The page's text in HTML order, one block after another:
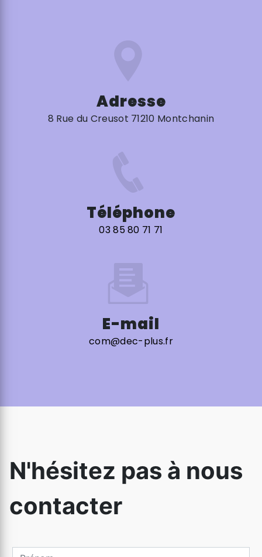
Adresse
8 Rue du Creusot 71210 Montchanin
Téléphone
03 85 80 71 71
E-mail
com@dec-plus.fr
N'hésitez pas à nous
contacter